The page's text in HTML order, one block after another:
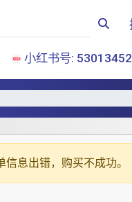
小红书号:
息出错，购买不成功。